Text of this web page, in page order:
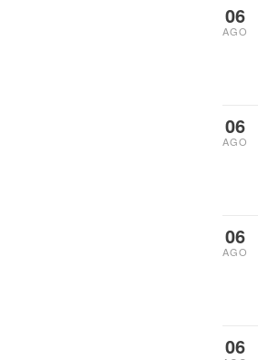
06
AGO
06
AGO
06
AGO
06